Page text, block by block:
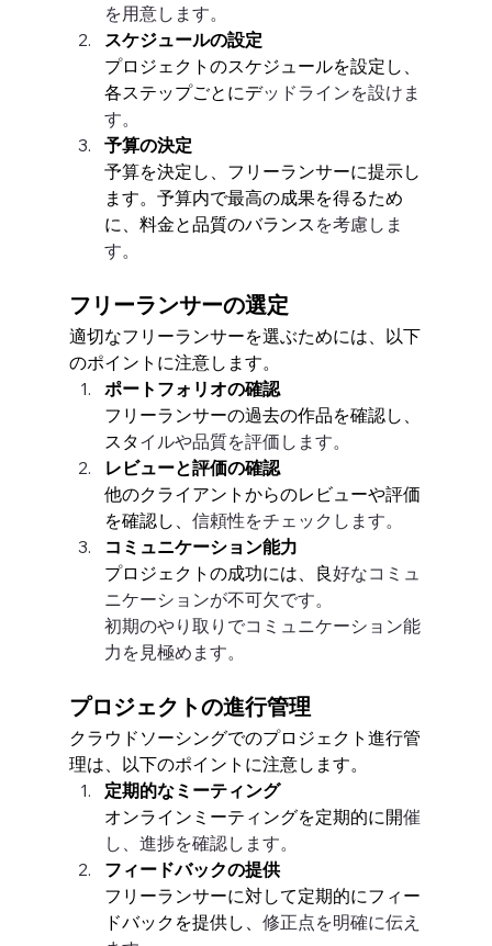
を用意します。
スケジュールの設定
プロジェクトのスケジュールを設定し、
各ステップごとにデッドラインを設けま
す。
予算の決定
予算を決定し、フリーランサーに提示し
ます。予算内で最高の成果を得るため
に、料金と品質のバランス を考慮しま
す。
フリーランサーの選定
適切なフリーランサーを選ぶためには、以下
のポイントに注意します。
ポートフォリオの確認
フリーランサーの過去の作品を確認し、
スタイルや品質を評価します。
レビューと評価の確認
他のクライアントからのレビューや評価
を確認し、 信頼性をチェックします。
コミュニケーション能力
プロジェクトの成功には、良好なコミュ
ニケーションが不可欠です。
初期のやり取りでコミュニケーション能
力を見極めます。
プロジェクトの進行管理
クラウドソーシングでのプロジェクト進行管
理は、以下のポイントに注意します。
定期的なミーティング
オンラインミーティングを定期的に開催
し、進捗を確認します。
フィードバックの提供
フリーランサーに対して定期的にフィー
ドバックを提供し、 修正点を明確に伝え